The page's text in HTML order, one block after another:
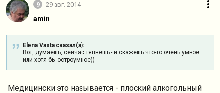
9 29 авг. 2014
amin
Elena Vasta сказал(а):
Вот, думаешь, сейчас тяпнешь - и скажешь что-то очень умное
или хотя бы остроумное))
Медицински это называется - плоский алкогольный